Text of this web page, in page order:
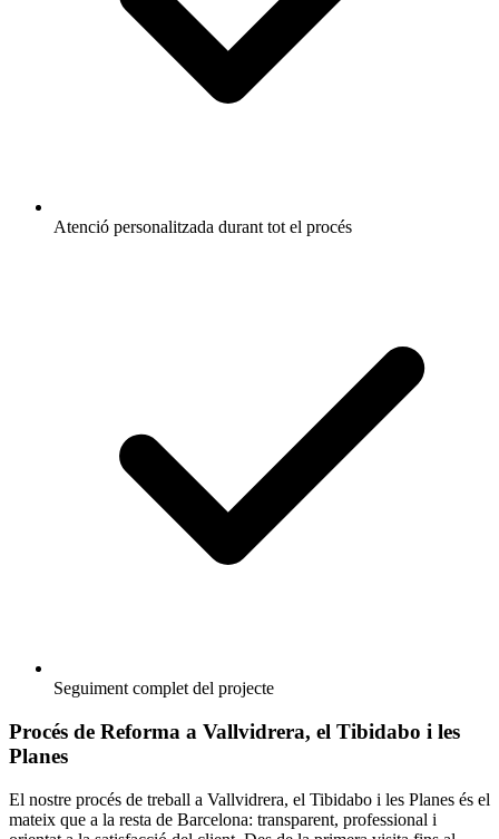
Atenció personalitzada durant tot el procés
Seguiment complet del projecte
Procés de Reforma a Vallvidrera, el Tibidabo i les
Planes
El nostre procés de treball a Vallvidrera, el Tibidabo i les Planes és el
mateix que a la resta de Barcelona: transparent, professional i